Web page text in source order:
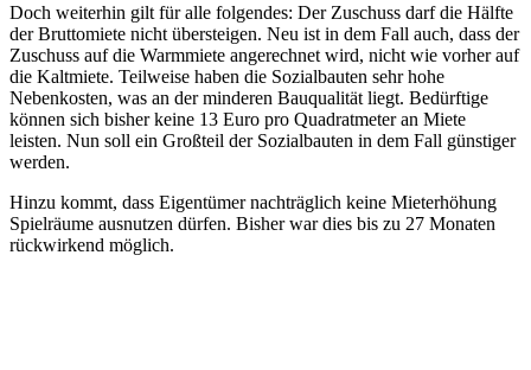
Doch weiterhin gilt für alle folgendes: Der Zuschuss darf die Hälfte
der Bruttomiete nicht übersteigen. Neu ist in dem Fall auch, dass der
Zuschuss auf die Warmmiete angerechnet wird, nicht wie vorher auf
die Kaltmiete. Teilweise haben die Sozialbauten sehr hohe
Nebenkosten, was an der minderen Bauqualität liegt. Bedürftige
können sich bisher keine 13 Euro pro Quadratmeter an Miete
leisten. Nun soll ein Großteil der Sozialbauten in dem Fall günstiger
werden.
Hinzu kommt, dass Eigentümer nachträglich keine Mieterhöhung
Spielräume ausnutzen dürfen. Bisher war dies bis zu 27 Monaten
rückwirkend möglich.